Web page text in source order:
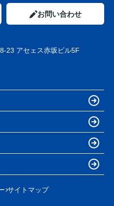
お問い合わせ
23 アセェス赤坂ビル5F
サイトマップ